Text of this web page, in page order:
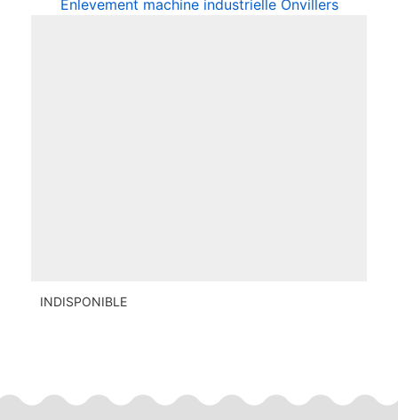
Enlevement machine industrielle Onvillers
INDISPONIBLE